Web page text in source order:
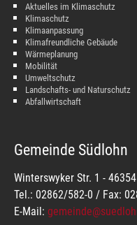
Aktuelles im Klimaschutz
Klimaschutz
Klimaanpassung
Klimafreundliche Gebäude
Wärmeplanung
Mobilität
Umweltschutz
Landschafts- und Naturschutz
Abfallwirtschaft
Gemeinde Südlohn
Winterswyker Str. 1 -
Tel.: 02862/582-0 / Fax:
E-Mail: